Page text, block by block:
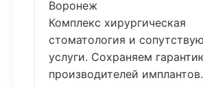
Воронеж
Комплекс хирургическая
стоматология и
услуги. Сохраняем
производителей